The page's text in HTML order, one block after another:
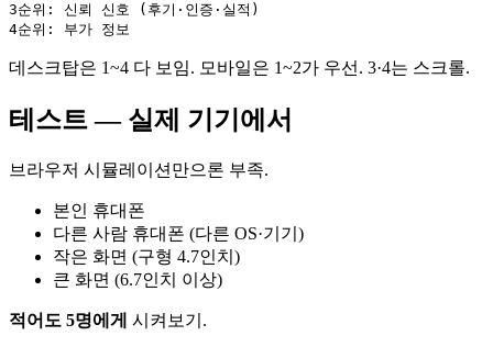
3순위: 신뢰 신호 (후기·인증·실적)
데스크탑은 1~4 다 보임. 모바일은 1~2가 우선. 3·4는 스크롤.
테스트 — 실제 기기에서
브라우저 시뮬레이션만으론 부족.
본인 휴대폰
다른 사람 휴대폰 (다른 OS·기기)
작은 화면 (구형 4.7인치)
큰 화면 (6.7인치 이상)
적어도 5명에게 시켜보기.